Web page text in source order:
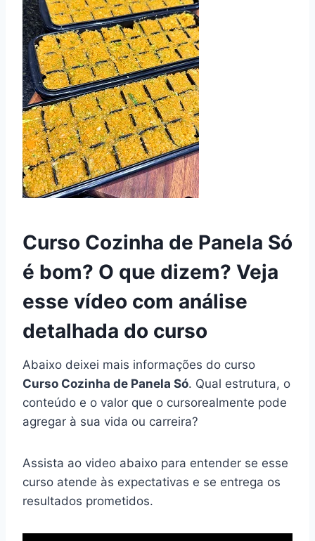
Curso Cozinha de Panela Só
é bom? O que dizem? Veja
esse vídeo com análise
detalhada do curso
Abaixo deixei mais informações do curso
Curso Cozinha de Panela Só. Qual estrutura, o
conteúdo e o valor que o cursorealmente pode
agregar à sua vida ou carreira?
Assista ao video abaixo para entender se esse
curso atende às expectativas e se entrega os
resultados prometidos.